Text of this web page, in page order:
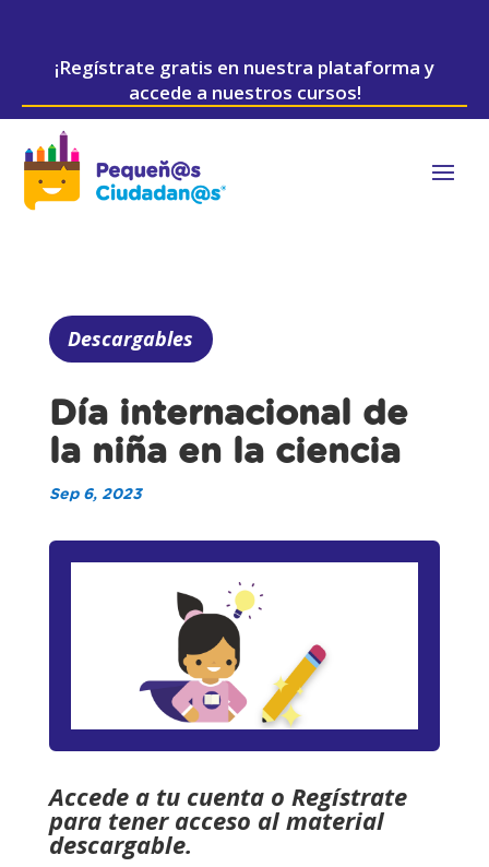
¡Regístrate gratis en nuestra plataforma y
accede a nuestros cursos!
Descargables
Día internacional de
la niña en la ciencia
Sep 6, 2023
Accede a tu cuenta o Regístrate
para tener acceso al material
descargable.